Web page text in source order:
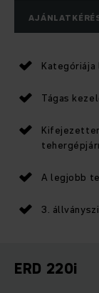
Tágas
A legjobb
3.
ERD 220i